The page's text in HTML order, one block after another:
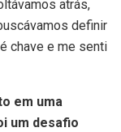
atrás,
definir
chave e me senti
em uma
um desafio